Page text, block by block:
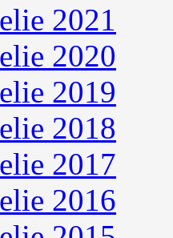
2021
2020
2019
2018
2017
2016